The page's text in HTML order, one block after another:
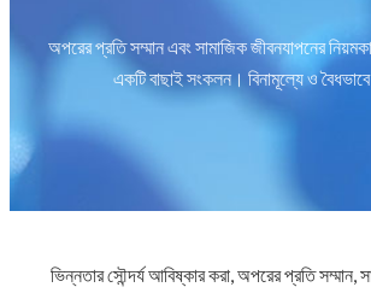
অপরের প্রতি সম্মান এবং সামাজিক জীবনযাপনের
একটি বাছাই সংকলন। বিনামূল্যে ও
ভিন্নতার সৌন্দর্য আবিষ্কার করা, অপরের প্রতি সম্মান,